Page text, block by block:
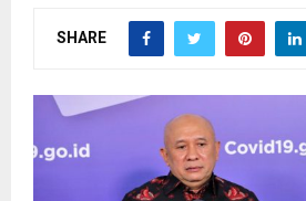
SHARE